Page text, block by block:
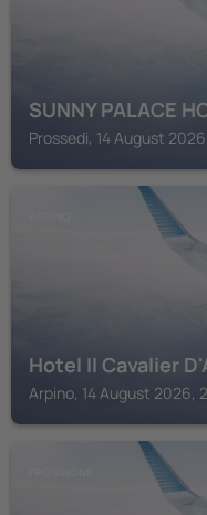
SUNNY PALACE
Prossedi, 14 August
Hotel Il Cavalier
Arpino, 14 August 2026,